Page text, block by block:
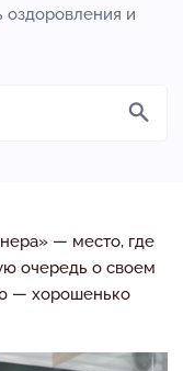
оздоровления и
— место, где
очередь о своем
— хорошенько